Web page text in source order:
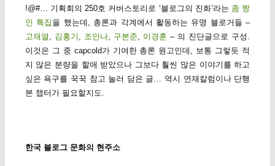
!@#… 기획회의 250호 커버스토리로 ‘블로그의 진화’라는 좀 짱
인 특집 을 했는데, 총론과 각계에서 활동하는 유명 블로거들 –
고재열 , 김홍기 , 조안나, 구본준, 이경훈 – 의 진단글으로 구성.
이것은 그 중 capcold가 기여한 총론 원고인데, 보통 그렇듯 적
지 않은 분량을 할애 받았으나 그보다 훨씬 많은 이야기를 하고
싶은 욕구를 꾹꾹 참고 눌러 담은 글… 역시 연재칼럼이나 단행
본 챕터가 필요할지도.
한국 블로그 문화의 현주소